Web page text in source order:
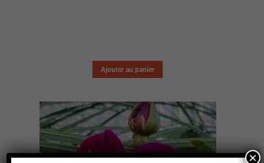
Ajouter au panier
×